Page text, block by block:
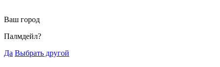
Ваш город
Палмдейл?
Да Выбрать другой